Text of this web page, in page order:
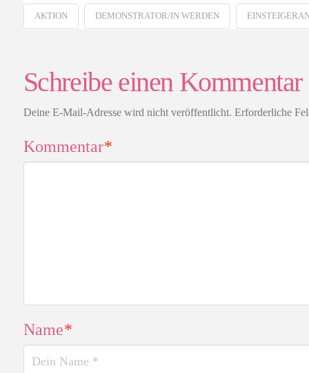
AKTION DEMONSTRATOR/IN WERDEN
Schreibe einen Kommentar
Deine E-Mail-Adresse wird nicht veröffentlicht. Erforderliche
Kommentar*
Name*